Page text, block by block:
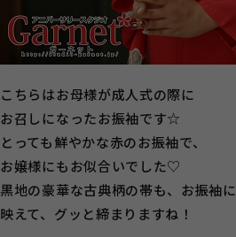
こちらはお母様が成人式の際に
お召しになったお振袖です☆
とっても鮮やかな赤のお振袖で、
お嬢様にもお似合いでした♡
黒地の豪華な古典柄の帯も、お振袖に
映えて、グッと締まりますね！